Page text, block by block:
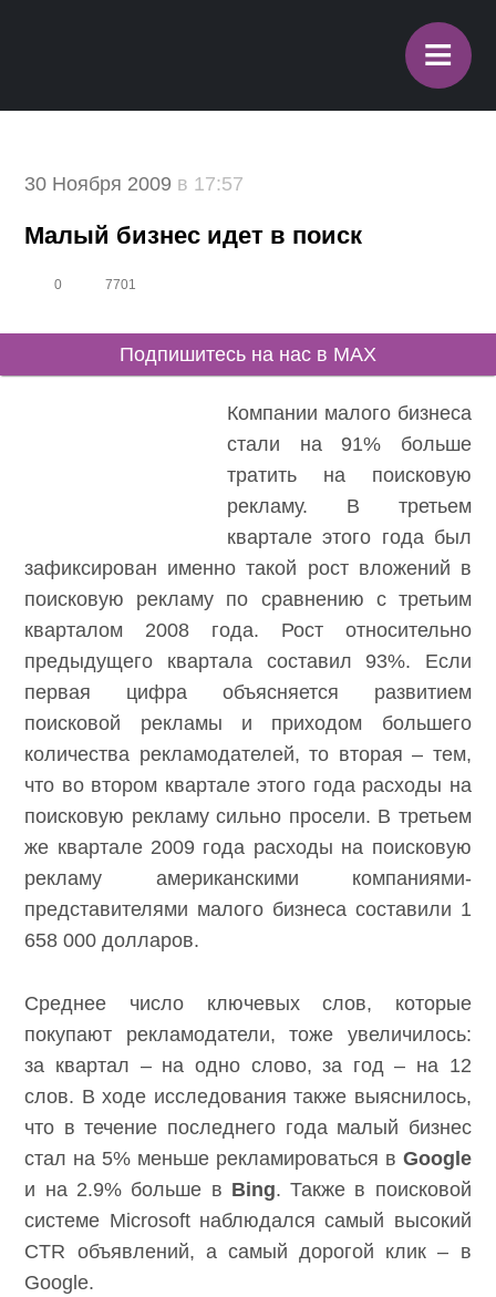
≡
30 Ноября 2009 в 17:57
Малый бизнес идет в поиск
0 7701
Подпишитесь на нас в MAX
Компании малого бизнеса
стали на 91% больше
тратить на поисковую
рекламу. В третьем
квартале этого года был
зафиксирован именно такой рост вложений в
поисковую рекламу по сравнению с третьим
кварталом 2008 года. Рост относительно
предыдущего квартала составил 93%. Если
первая цифра объясняется развитием
поисковой рекламы и приходом большего
количества рекламодателей, то вторая – тем,
что во втором квартале этого года расходы на
поисковую рекламу сильно просели. В третьем
же квартале 2009 года расходы на поисковую
рекламу американскими компаниями-
представителями малого бизнеса составили 1
658 000 долларов.
Среднее число ключевых слов, которые
покупают рекламодатели, тоже увеличилось:
за квартал – на одно слово, за год – на 12
слов. В ходе исследования также выяснилось,
что в течение последнего года малый бизнес
стал на 5% меньше рекламироваться в Google
и на 2.9% больше в Bing. Также в поисковой
системе Microsoft наблюдался самый высокий
CTR объявлений, а самый дорогой клик – в
Google.